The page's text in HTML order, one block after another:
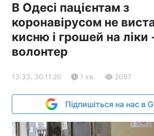
В Одесі пацієнтам з
коронавірусом не
кисню і грошей на ліки
волонтер
13:33, 30.11.20 1 хв. 2097
Підпишіться на нас в